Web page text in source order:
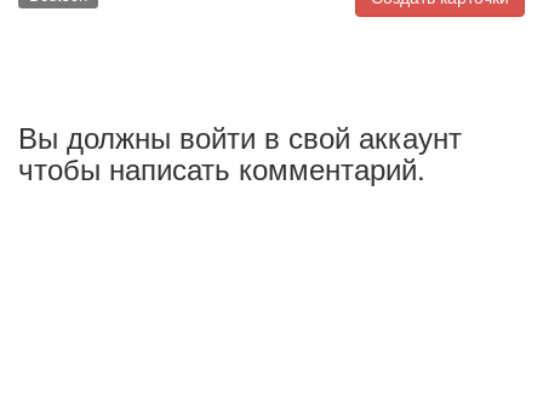
Вы должны войти в свой аккаунт
чтобы написать комментарий.